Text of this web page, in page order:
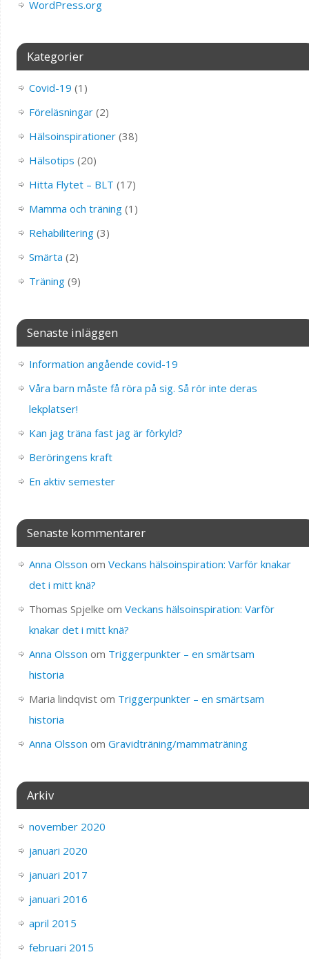
WordPress.org
Kategorier
Covid-19 (1)
Föreläsningar(2)
Hälsoinspirationer(38)
Hälsotips (20)
Hitta Flytet – BLT (17)
Mamma och träning(1)
Rehabilitering(3)
Smärta (2)
Träning(9)
Senaste inläggen
Information angående covid-19
Våra barn måste få röra på sig. Så rör inte deras
lekplatser!
Kan jag träna fast jag är förkyld?
Beröringens kraft
En aktiv semester
Senaste kommentarer
Anna Olsson om Veckans hälsoinspiration: Varför knakar
det i mitt knä?
Thomas Spjelke om Veckans hälsoinspiration: Varför
knakar det i mitt knä?
Anna Olsson om Triggerpunkter – en smärtsam
historia
Maria lindqvistom Triggerpunkter – en smärtsam
historia
Anna Olsson om Gravidträning/mammaträning
Arkiv
november 2020
januari 2020
januari 2017
januari 2016
april 2015
februari 2015